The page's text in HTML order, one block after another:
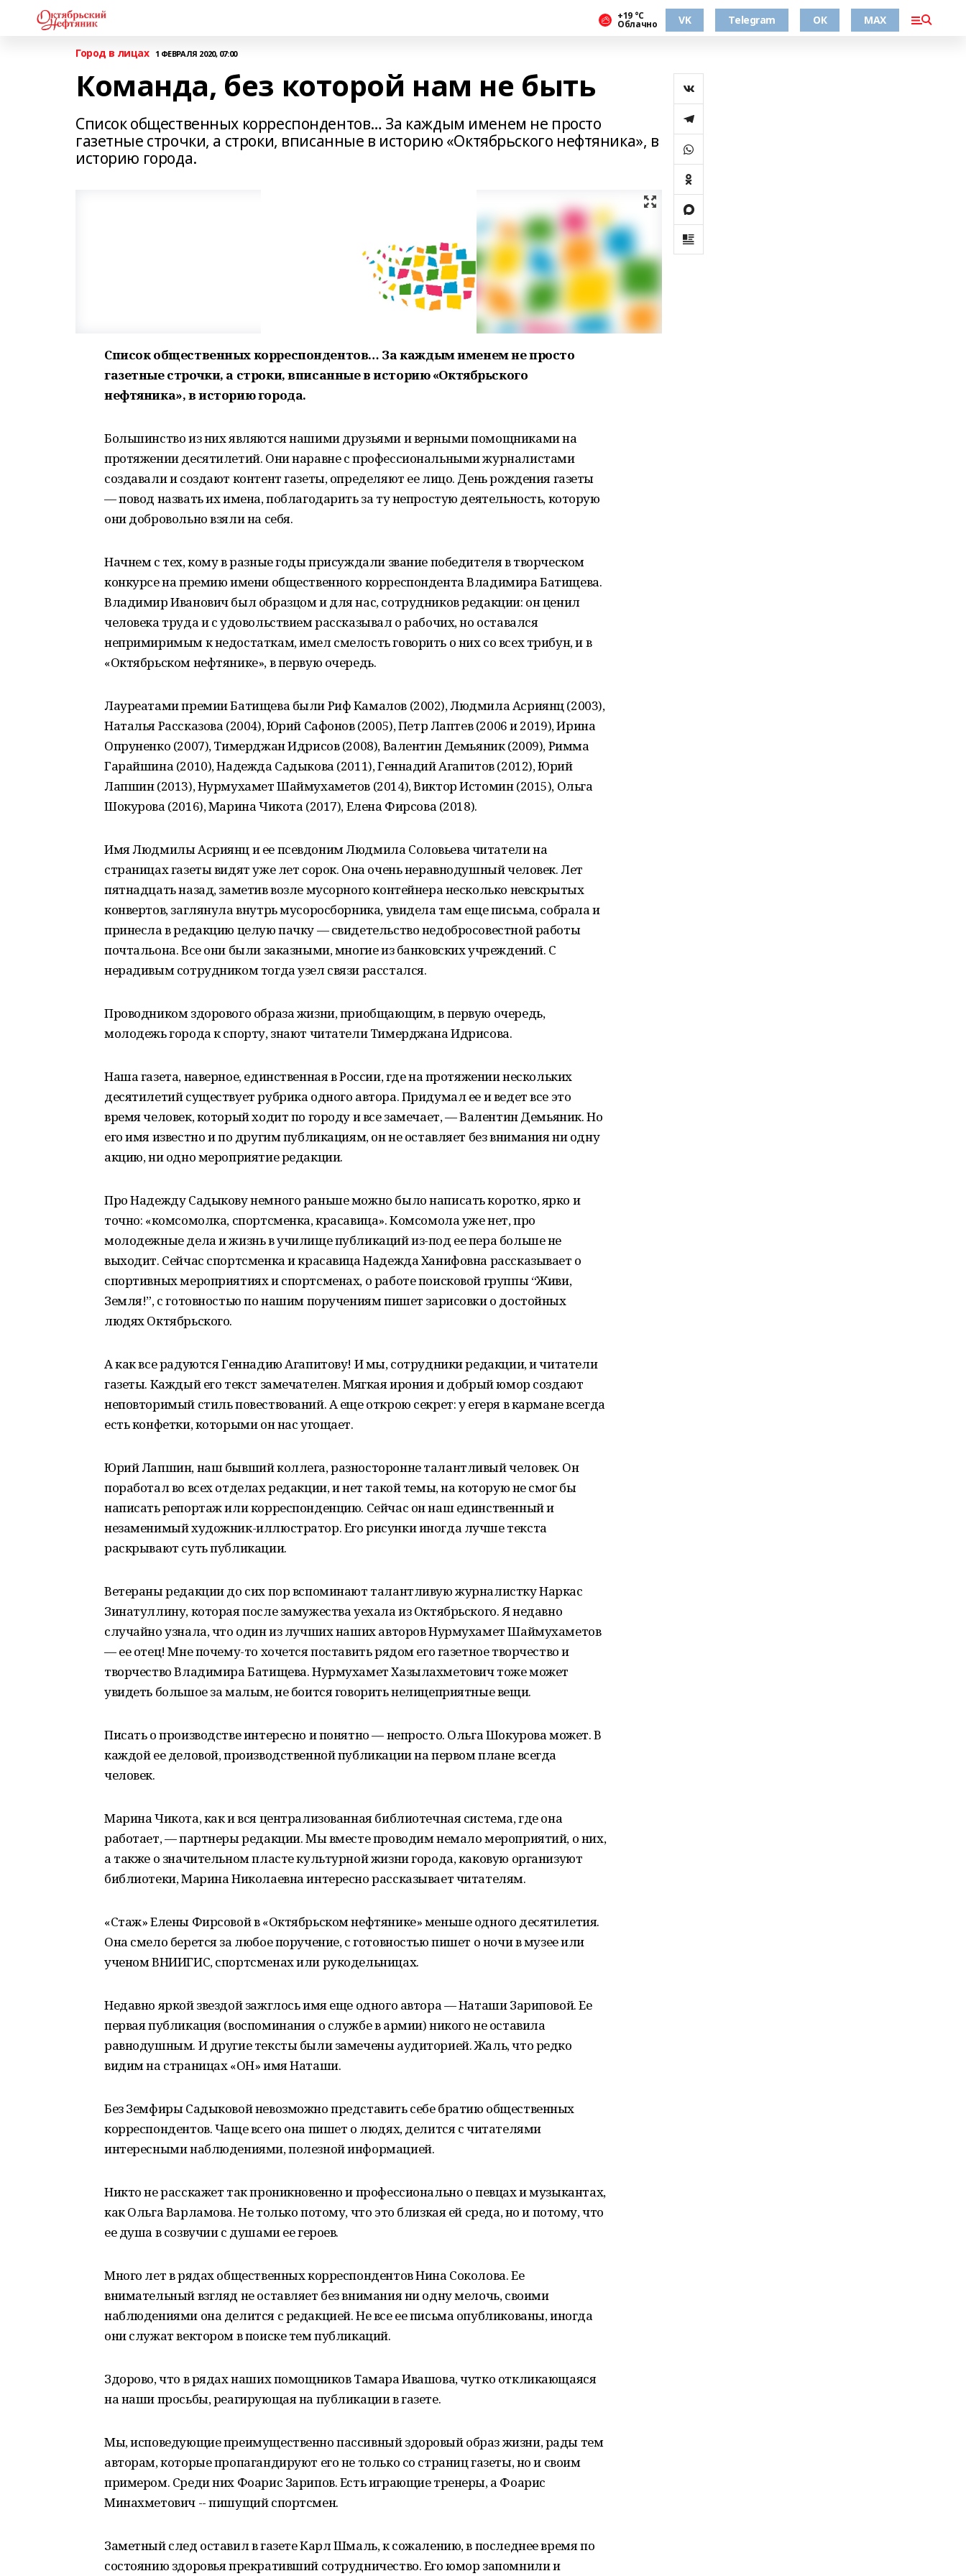
+19 °С
Облачно VK Telegram ОК MAX
Город в лицах 1 ФЕВРАЛЯ 2020, 07:00
Команда, без которой нам не быть
Список общественных корреспондентов… За каждым именем не просто
газетные строчки, а строки, вписанные в историю «Октябрьского нефтяника», в
историю города.
Список общественных корреспондентов… За каждым именем не просто
газетные строчки, а строки, вписанные в историю «Октябрьского
нефтяника», в историю города.
Большинство из них являются нашими друзьями и верными помощниками на
протяжении десятилетий. Они наравне с профессиональными журналистами
создавали и создают контент газеты, определяют ее лицо. День рождения газеты
— повод назвать их имена, поблагодарить за ту непростую деятельность, которую
они добровольно взяли на себя.
Начнем с тех, кому в разные годы присуждали звание победителя в творческом
конкурсе на премию имени общественного корреспондента Владимира Батищева.
Владимир Иванович был образцом и для нас, сотрудников редакции: он ценил
человека труда и с удовольствием рассказывал о рабочих, но оставался
непримиримым к недостаткам, имел смелость говорить о них со всех трибун, и в
«Октябрьском нефтянике», в первую очередь.
Лауреатами премии Батищева были Риф Камалов (2002), Людмила Асриянц (2003),
Наталья Рассказова (2004), Юрий Сафонов (2005), Петр Лаптев (2006 и 2019), Ирина
Опруненко (2007), Тимерджан Идрисов (2008), Валентин Демьяник (2009), Римма
Гарайшина (2010), Надежда Садыкова (2011), Геннадий Агапитов (2012), Юрий
Лапшин (2013), Нурмухамет Шаймухаметов (2014), Виктор Истомин (2015), Ольга
Шокурова (2016), Марина Чикота (2017), Елена Фирсова (2018).
Имя Людмилы Асриянц и ее псевдоним Людмила Соловьева читатели на
страницах газеты видят уже лет сорок. Она очень неравнодушный человек. Лет
пятнадцать назад, заметив возле мусорного контейнера несколько невскрытых
конвертов, заглянула внутрь мусоросборника, увидела там еще письма, собрала и
принесла в редакцию целую пачку — свидетельство недобросовестной работы
почтальона. Все они были заказными, многие из банковских учреждений. С
нерадивым сотрудником тогда узел связи расстался.
Проводником здорового образа жизни, приобщающим, в первую очередь,
молодежь города к спорту, знают читатели Тимерджана Идрисова.
Наша газета, наверное, единственная в России, где на протяжении нескольких
десятилетий существует рубрика одного автора. Придумал ее и ведет все это
время человек, который ходит по городу и все замечает, — Валентин Демьяник. Но
его имя известно и по другим публикациям, он не оставляет без внимания ни одну
акцию, ни одно мероприятие редакции.
Про Надежду Садыкову немного раньше можно было написать коротко, ярко и
точно: «комсомолка, спортсменка, красавица». Комсомола уже нет, про
молодежные дела и жизнь в училище публикаций из-под ее пера больше не
выходит. Сейчас спортсменка и красавица Надежда Ханифовна рассказывает о
спортивных мероприятиях и спортсменах, о работе поисковой группы “Живи,
Земля!”, с готовностью по нашим поручениям пишет зарисовки о достойных
людях Октябрьского.
А как все радуются Геннадию Агапитову! И мы, сотрудники редакции, и читатели
газеты. Каждый его текст замечателен. Мягкая ирония и добрый юмор создают
неповторимый стиль повествований. А еще открою секрет: у егеря в кармане всегда
есть конфетки, которыми он нас угощает.
Юрий Лапшин, наш бывший коллега, разносторонне талантливый человек. Он
поработал во всех отделах редакции, и нет такой темы, на которую не смог бы
написать репортаж или корреспонденцию. Сейчас он наш единственный и
незаменимый художник-иллюстратор. Его рисунки иногда лучше текста
раскрывают суть публикации.
Ветераны редакции до сих пор вспоминают талантливую журналистку Наркас
Зинатуллину, которая после замужества уехала из Октябрьского. Я недавно
случайно узнала, что один из лучших наших авторов Нурмухамет Шаймухаметов
— ее отец! Мне почему-то хочется поставить рядом его газетное творчество и
творчество Владимира Батищева. Нурмухамет Хазылахметович тоже может
увидеть большое за малым, не боится говорить нелицеприятные вещи.
Писать о производстве интересно и понятно — непросто. Ольга Шокурова может. В
каждой ее деловой, производственной публикации на первом плане всегда
человек.
Марина Чикота, как и вся централизованная библиотечная система, где она
работает, — партнеры редакции. Мы вместе проводим немало мероприятий, о них,
а также о значительном пласте культурной жизни города, каковую организуют
библиотеки, Марина Николаевна интересно рассказывает читателям.
«Стаж» Елены Фирсовой в «Октябрьском нефтянике» меньше одного десятилетия.
Она смело берется за любое поручение, с готовностью пишет о ночи в музее или
ученом ВНИИГИС, спортсменах или рукодельницах.
Недавно яркой звездой зажглось имя еще одного автора — Наташи Зариповой. Ее
первая публикация (воспоминания о службе в армии) никого не оставила
равнодушным. И другие тексты были замечены аудиторией. Жаль, что редко
видим на страницах «ОН» имя Наташи.
Без Земфиры Садыковой невозможно представить себе братию общественных
корреспондентов. Чаще всего она пишет о людях, делится с читателями
интересными наблюдениями, полезной информацией.
Никто не расскажет так проникновенно и профессионально о певцах и музыкантах,
как Ольга Варламова. Не только потому, что это близкая ей среда, но и потому, что
ее душа в созвучии с душами ее героев.
Много лет в рядах общественных корреспондентов Нина Соколова. Ее
внимательный взгляд не оставляет без внимания ни одну мелочь, своими
наблюдениями она делится с редакцией. Не все ее письма опубликованы, иногда
они служат вектором в поиске тем публикаций.
Здорово, что в рядах наших помощников Тамара Ивашова, чутко откликающаяся
на наши просьбы, реагирующая на публикации в газете.
Мы, исповедующие преимущественно пассивный здоровый образ жизни, рады тем
авторам, которые пропагандируют его не только со страниц газеты, но и своим
примером. Среди них Фоарис Зарипов. Есть играющие тренеры, а Фоарис
Минахметович -- пишущий спортсмен.
Заметный след оставил в газете Карл Шмаль, к сожалению, в последнее время по
состоянию здоровья прекративший сотрудничество. Его юмор запомнили и